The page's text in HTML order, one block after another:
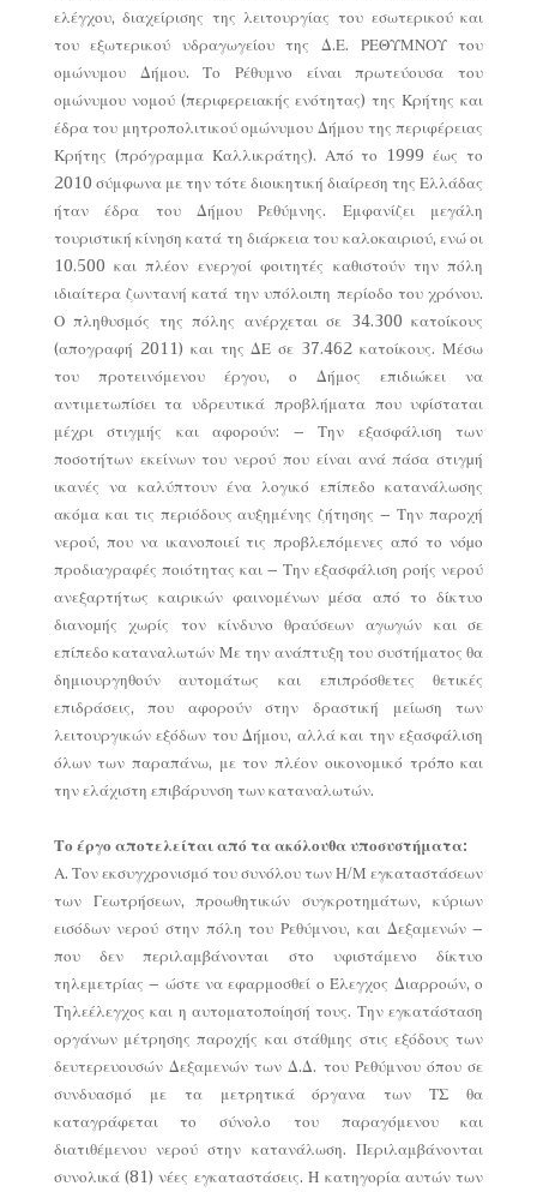
ελέγχου, διαχείρισης της λειτουργίας του εσωτερικού και
του εξωτερικού υδραγωγείου της Δ.Ε. ΡΕΘΥΜΝΟΥ του
ομώνυμου Δήμου. Το Ρέθυμνο είναι πρωτεύουσα του
ομώνυμου νομού (περιφερειακής ενότητας) της Κρήτης και
έδρα του μητροπολιτικού ομώνυμου Δήμου της περιφέρειας
Κρήτης (πρόγραμμα Καλλικράτης). Από το 1999 έως το
2010 σύμφωνα με την τότε διοικητική διαίρεση της Ελλάδας
ήταν έδρα του Δήμου Ρεθύμνης. Εμφανίζει μεγάλη
τουριστική κίνηση κατά τη διάρκεια του καλοκαιριού, ενώ οι
10.500 και πλέον ενεργοί φοιτητές καθιστούν την πόλη
ιδιαίτερα ζωντανή κατά την υπόλοιπη περίοδο του χρόνου.
Ο πληθυσμός της πόλης ανέρχεται σε 34.300 κατοίκους
(απογραφή 2011) και της ΔΕ σε 37.462 κατοίκους. Μέσω
του προτεινόμενου έργου, ο Δήμος επιδιώκει να
αντιμετωπίσει τα υδρευτικά προβλήματα που υφίσταται
μέχρι στιγμής και αφορούν: – Την εξασφάλιση των
ποσοτήτων εκείνων του νερού που είναι ανά πάσα στιγµή
ικανές να καλύπτουν ένα λογικό επίπεδο κατανάλωσης
ακόμα και τις περιόδους αυξημένης ζήτησης – Την παροχή
νερού, που να ικανοποιεί τις προβλεπόμενες από το νόµο
προδιαγραφές ποιότητας και – Την εξασφάλιση ροής νερού
ανεξαρτήτως καιρικών φαινομένων µέσα από το δίκτυο
διανοµής χωρίς τον κίνδυνο θραύσεων αγωγών και σε
επίπεδο καταναλωτών Με την ανάπτυξη του συστήματος θα
δημιουργηθούν αυτομάτως και επιπρόσθετες θετικές
επιδράσεις, που αφορούν στην δραστική μείωση των
λειτουργικών εξόδων του Δήμου, αλλά και την εξασφάλιση
όλων των παραπάνω, με τον πλέον οικονομικό τρόπο και
την ελάχιστη επιβάρυνση των καταναλωτών.
Το έργο αποτελείται από τα ακόλουθα υποσυστήματα:
Α. Τον εκσυγχρονισμό του συνόλου των Η/Μ εγκαταστάσεων
των Γεωτρήσεων, προωθητικών συγκροτημάτων, κύριων
εισόδων νερού στην πόλη του Ρεθύμνου, και Δεξαμενών –
που δεν περιλαμβάνονται στο υφιστάμενο δίκτυο
τηλεμετρίας – ώστε να εφαρμοσθεί ο Έλεγχος Διαρροών, ο
Τηλεέλεγχος και η αυτοματοποίησή τους. Την εγκατάσταση
οργάνων μέτρησης παροχής και στάθμης στις εξόδους των
δευτερευουσών Δεξαμενών των Δ.Δ. του Ρεθύμνου όπου σε
συνδυασμό με τα μετρητικά όργανα των ΤΣ θα
καταγράφεται το σύνολο του παραγόμενου και
διατιθέμενου νερού στην κατανάλωση. Περιλαμβάνονται
συνολικά (81) νέες εγκαταστάσεις. Η κατηγορία αυτών των